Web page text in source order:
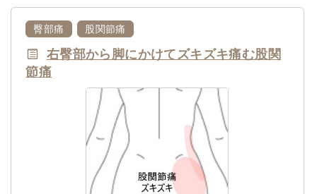
臀部痛 股関節痛
右臀部から脚にかけてズキズキ痛む股関
節痛